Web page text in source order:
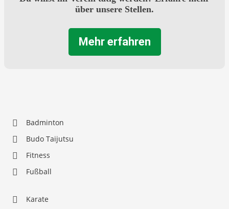
über unsere Stellen.
Mehr erfahren
Badminton
Budo Taijutsu
Fitness
Fußball
Karate